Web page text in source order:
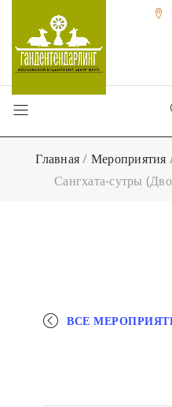
Главная/ Мероприятия
Сангхата-сутры
ВСЕ